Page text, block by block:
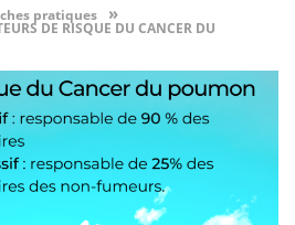
pratiques »
DE RISQUE DU CANCER DU